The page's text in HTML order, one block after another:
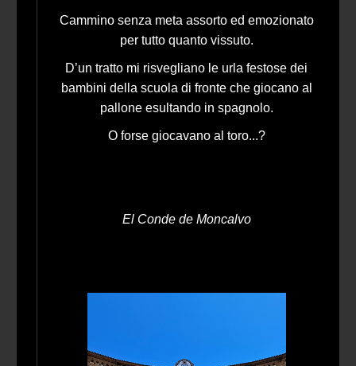
Cammino senza meta assorto ed emozionato
per tutto quanto vissuto.
D’un tratto mi risvegliano le urla festose dei
bambini della scuola di fronte che giocano al
pallone esultando in spagnolo.
O forse giocavano al toro...?
El Conde de Moncalvo